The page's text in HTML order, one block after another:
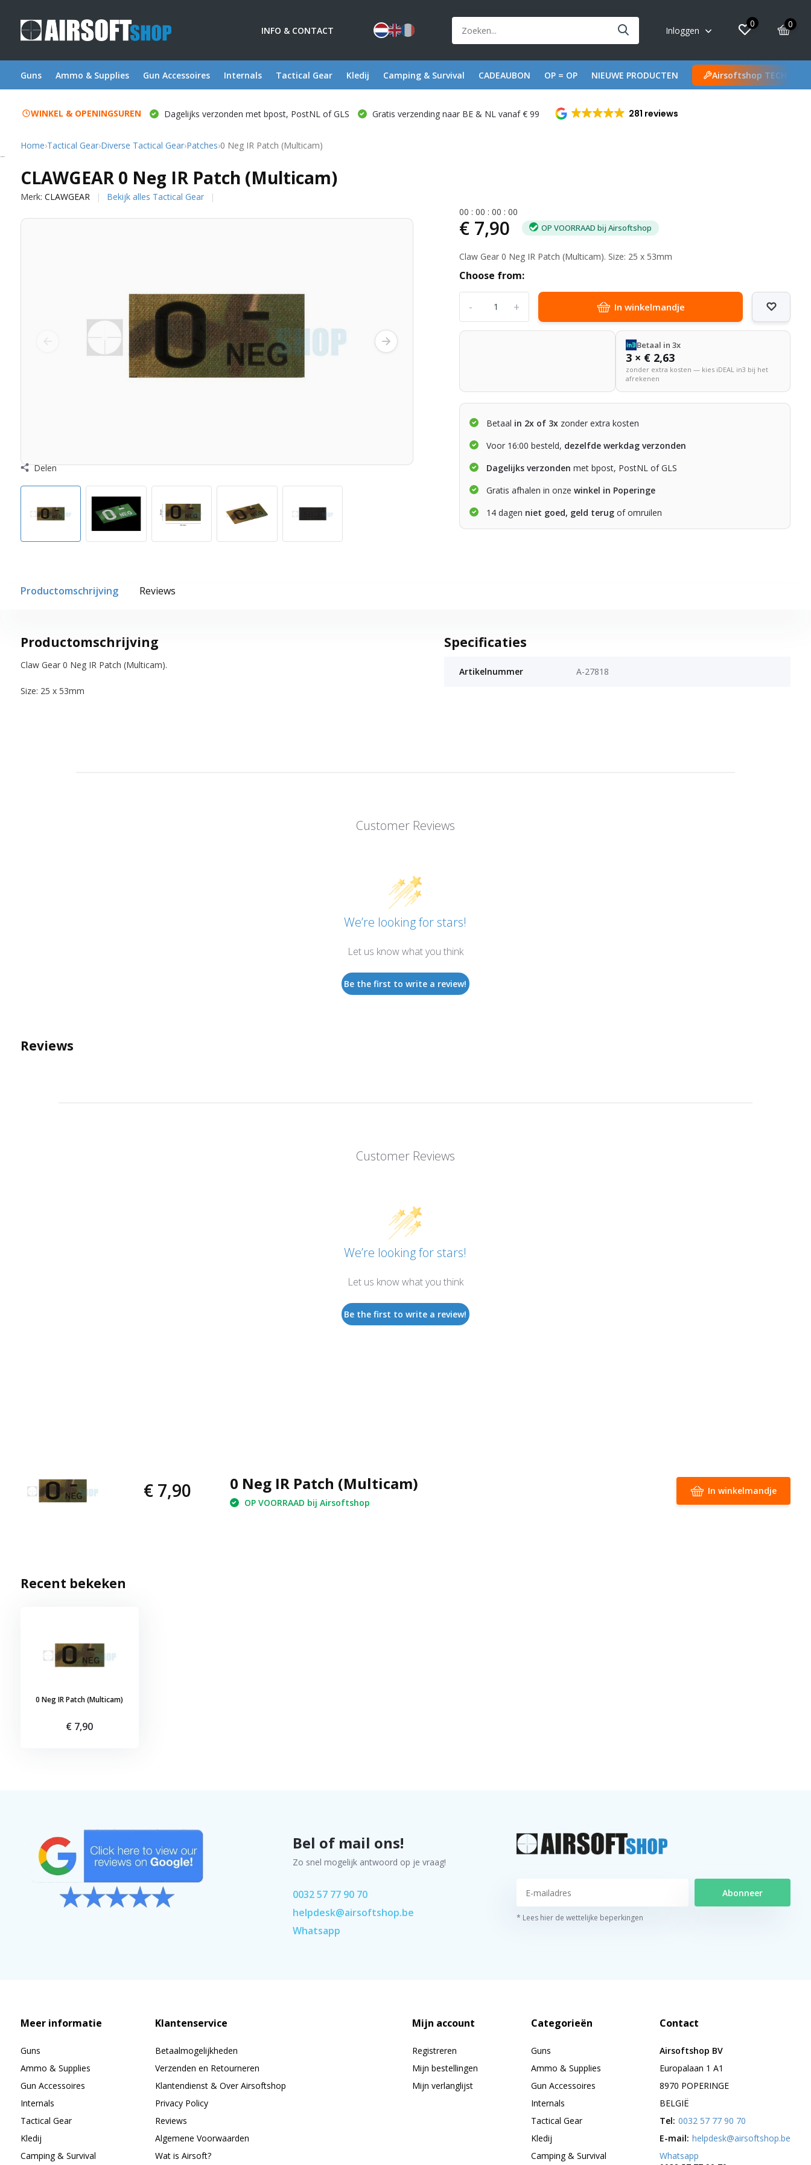
INFO & CONTACT Inloggen
0 0
Guns Ammo & Supplies Gun Accessoires Internals Tactical Gear Kledij Camping & Survival CADEAUBON OP = OP NIEUWE PRODUCTEN Airsoftshop TECH
WINKEL & OPENINGSUREN Dagelijks verzonden met bpost, PostNL of GLS Gratis verzending naar BE & NL vanaf € 99 281 reviews
Home›Tactical Gear›Diverse Tactical Gear›Patches›0 Neg IR Patch (Multicam)
CLAWGEAR 0 Neg IR Patch (Multicam)
Merk: CLAWGEAR Bekijk alles Tactical Gear
Delen
00 :00 :00 :00
€ 7,90 OP VOORRAAD bij Airsoftshop
Claw Gear 0 Neg IR Patch (Multicam). Size: 25 x 53mm
Choose from:
+
- In winkelmandje
Betaal in 3x
3 × € 2,63
zonder extra kosten — kies iDEAL in3 bij het
afrekenen
Betaal in 2x of 3x zonder extra kosten
Voor 16:00 besteld, dezelfde werkdag verzonden
Dagelijks verzonden met bpost, PostNL of GLS
Gratis afhalen in onzewinkel in Poperinge
14 dagen niet goed, geld terug of omruilen
Productomschrijving Reviews
Productomschrijving
Claw Gear 0 Neg IR Patch (Multicam).
Size: 25 x 53mm
Specificaties
Artikelnummer A-27818
Customer Reviews
We’re looking for stars!
Let us know what you think
Be the first to write a review!
Reviews
Customer Reviews
We’re looking for stars!
Let us know what you think
Be the first to write a review!
€ 7,90 0 Neg IR Patch (Multicam)
OP VOORRAAD bij Airsoftshop
In winkelmandje
Recent bekeken
0 Neg IR Patch (Multicam)
€ 7,90
Bel of mail ons!
Zo snel mogelijk antwoord op je vraag!
0032 57 77 90 70
helpdesk@airsoftshop.be
Whatsapp
Abonneer
* Lees hier de wettelijke beperkingen
Meer informatie
Guns
Ammo & Supplies
Gun Accessoires
Internals
Tactical Gear
Kledij
Camping & Survival
Klantenservice
Betaalmogelijkheden
Verzenden en Retourneren
Klantendienst & Over Airsoftshop
Privacy Policy
Reviews
Algemene Voorwaarden
Wat is Airsoft?
Mijn account
Registreren
Mijn bestellingen
Mijn verlanglijst
Categorieën
Guns
Ammo & Supplies
Gun Accessoires
Internals
Tactical Gear
Kledij
Camping & Survival
Contact
Airsoftshop BV
Europalaan 1 A1
8970 POPERINGE
BELGIË
Tel: 0032 57 77 90 70
E-mail: helpdesk@airsoftshop.be
Whatsapp